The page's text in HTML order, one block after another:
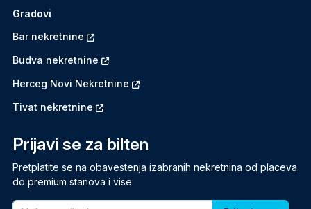
Gradovi
Bar nekretnine
Budva nekretnine
Herceg Novi Nekretnine
Tivat nekretnine
Prijavi se za bilten
Pretplatite se na obavestenja izabranih nekretnina od placeva
do premium stanova i vise.